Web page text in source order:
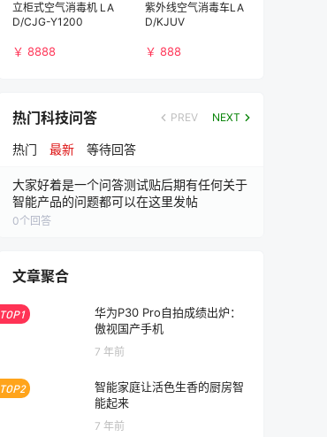
立柜式空气消毒机 LA
D/CJG-Y1200
￥ 8888
紫外线空气消毒车LA
D/KJUV
￥ 888
热门科技问答 PREV NEXT
热门 最新 等待回答
大家好着是一个问答测试贴后期有任何关于
智能产品的问题都可以在这里发帖
0个回答
文章聚合
TOP1
华为P30 Pro自拍成绩出炉：
傲视国产手机
7 年前
TOP2
智能家庭让活色生香的厨房智
能起来
7 年前